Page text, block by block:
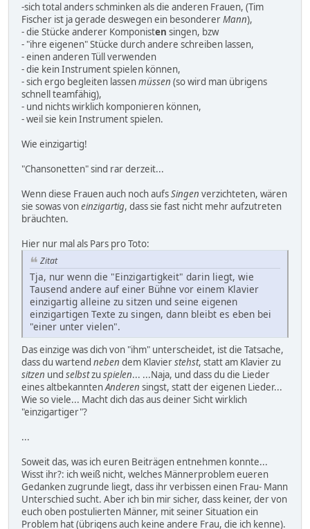
-sich total anders schminken als die anderen Frauen, (Tim
Fischer ist ja gerade deswegen ein besondererMann),
- die Stücke anderer Komponisten singen, bzw
- "ihre eigenen" Stücke durch andere schreiben lassen,
- einen anderen Tüll verwenden
- die kein Instrument spielen können,
- sich ergo begleiten lassenmüssen (so wird man übrigens
schnell teamfähig),
- und nichts wirklich komponieren können,
- weil sie kein Instrument spielen.
Wie einzigartig!
"Chansonetten" sind rar derzeit...
Wenn diese Frauen auch noch aufsSingen verzichteten, wären
sie sowas voneinzigartig, dass sie fast nicht mehr aufzutreten
bräuchten.
Hier nur mal als Pars pro Toto:
Zitat
Tja, nur wenn die "Einzigartigkeit" darin liegt, wie
Tausend andere auf einer Bühne vor einem Klavier
einzigartig alleine zu sitzen und seine eigenen
einzigartigen Texte zu singen, dann bleibt es eben bei
"einer unter vielen".
Das einzige was dich von "ihm" unterscheidet, ist die Tatsache,
dass du wartend neben dem Klavierstehst, statt am Klavier zu
sitzen und selbstzu spielen... ...Naja, und dass du die Lieder
eines altbekanntenAnderen singst, statt der eigenen Lieder...
Wie so viele... Macht dich das aus deiner Sicht wirklich
"einzigartiger"?
...
Soweit das, was ich euren Beiträgen entnehmen konnte...
Wisst ihr?: ich weiß nicht, welches Männerproblem eueren
Gedanken zugrunde liegt, dass ihr verbissen einen Frau- Mann
Unterschied sucht. Aber ich bin mir sicher, dass keiner, der von
euch oben postulierten Männer, mit seiner Situation ein
Problem hat (übrigens auch keine andere Frau, die ich kenne).